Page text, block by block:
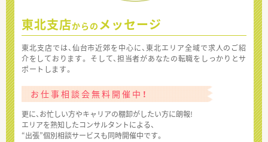
東北支店からの メッセージ
東北支店では、仙台市近郊を中心に、東北エリア全域で求人のご紹
介をしております。 そして、担当者があなたの転職をしっかりとサ
ポートします。
お仕事相談会無料開催中！
更に、お忙しい方やキャリアの棚卸がしたい方に朗報!
エリアを熟知したコンサルタントによる、
“出張”個別相談サービスも同時開催中です。